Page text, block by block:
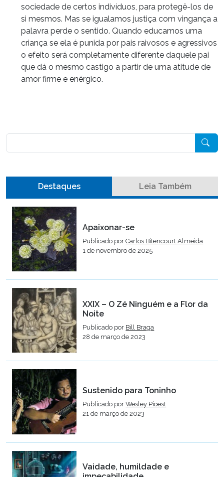
sociedade de certos indivíduos, para protegê-los de
si mesmos. Mas se igualamos justiça com vingança a
palavra perde o sentido. Quando educamos uma
criança se ela é punida por pais raivosos e agressivos
o efeito será completamente diferente daquele pai
que dá o mesmo castigo a partir de uma atitude de
amor firme e enérgico.
Destaques Leia Também
Apaixonar-se
Publicado porCarlos Bitencourt Almeida
1 de novembro de 2025
XXIX – O Zé Ninguém e a Flor da
Noite
Publicado por Bill Braga
28 de março de 2023
Sustenido para Toninho
Publicado porWesley Pioest
21 de março de 2023
Vaidade, humildade e